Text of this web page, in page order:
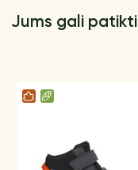
Jums gali patikti